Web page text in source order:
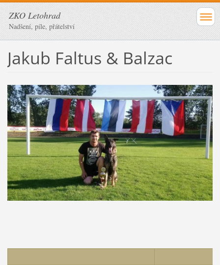
ZKO Letohrad
Nadšení, píle, přátelství
Jakub Faltus & Balzac